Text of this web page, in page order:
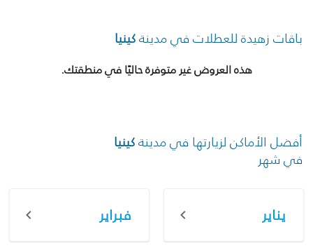
باقات زهيدة للعطلات في مدينةكينيا
هذه العروض غير متوفرة حاليًا في منطقتك.
أفضل الأماكن لزيارتها في مدينةكينيا
في شهر
يناير فبراير